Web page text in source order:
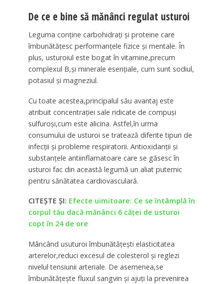
De ce e bine să mănânci regulat usturoi
Leguma conţine carbohidraţi şi proteine care
îmbunătăţesc performanţele fizice şi mentale. În
plus, usturoiul este bogat în vitamine,precum
complexul B,şi minerale esenţiale, cum sunt sodiul,
potasiul şi magneziul.
Cu toate acestea,principalul său avantaj este
atribuit concentraţiei sale ridicate de compuşi
sulfuroşi,cum este alicina. Astfel,în urma
consumului de usturoi se tratează diferite tipuri de
infecţii şi probleme respiratorii. Antioxidanţii şi
substanţele antiinflamatoare care se găsesc în
usturoi fac din această legumă un aliat puternic
pentru sănătatea cardiovasculară.
CITEȘTE ȘI: Efecte uimitoare: Ce se întâmplă în
corpul tău dacă mănânci 6 căței de usturoi
copt în 24 de ore
Mâncând usuturoi îmbunătăţeşti elasticitatea
arterelor,reduci excesul de colesterol şi reglezi
nivelul tensiunii arteriale. De asemenea,se
îmbunătăţeşte fluxul sangvin şi ajuţi la prevenirea